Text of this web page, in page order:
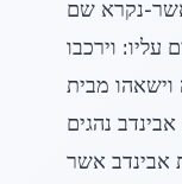
נקרא שם
וירכבו
מבית
נהגים
אבינדב אשר